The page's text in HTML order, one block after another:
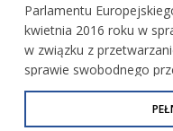
Parlamentu
kwietnia 2016 roku w
w związku z
sprawie swobodnego
uchylenia dyrektywy 95/
lub Ogólne